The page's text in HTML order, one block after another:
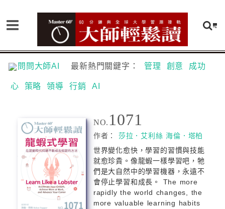
問問大師AI 最新熱門關鍵字： 管理 創意 成功
心 策略 領導 行銷 AI
NO. 1071
作者： 莎拉．艾利絲 海倫．塔柏
世界變化愈快，學習的習慣與技能
就愈珍貴。像龍蝦一樣學習吧，牠
們是大自然中的學習機器，永遠不
會停止學習和成長。 The more
rapidly the world changes, the
more valuable learning habits